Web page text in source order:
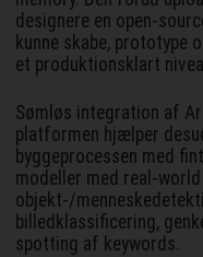
designere en open-
kunne skabe, prototype
et produktionsklart
Sømløs integration af
platformen hjælper
byggeprocessen med
modeller med real-
objekt-/
billedklassificering,
spotting af keywords.